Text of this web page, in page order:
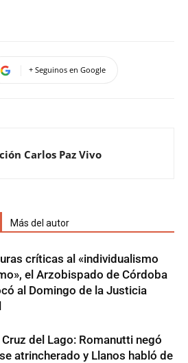
+ Seguinos en Google
Carlos Paz Vivo
Más del autor
críticas al «individualismo
el Arzobispado de Córdoba
al Domingo de la Justicia
Cruz del Lago: Romanutti negó
atrincherado y Llanos habló de